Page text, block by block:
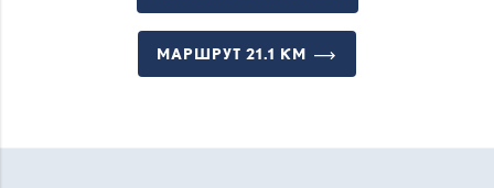
МАРШРУТ 21.1 КМ